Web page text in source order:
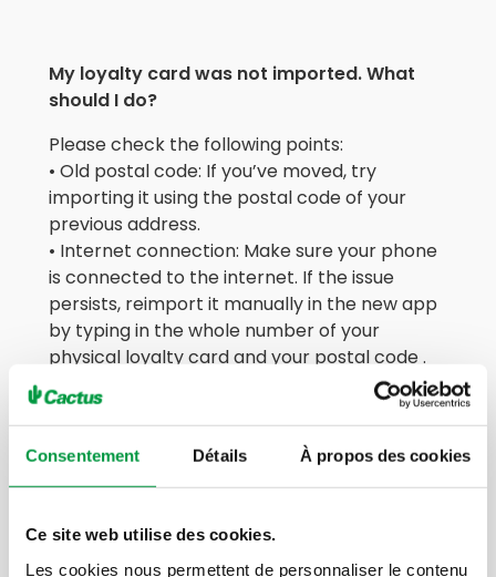
Consentement Détails À propos des cookies
Ce site web utilise des cookies.
Les cookies nous permettent de personnaliser le contenu
My loyalty card was not imported. What
should I do?
Please check the following points:
• Old postal code: If you’ve moved, try
importing it using the postal code of your
previous address.
• Internet connection: Make sure your phone
is connected to the internet. If the issue
persists, reimport it manually in the new app
by typing in the whole number of your
physical loyalty card and your postal code .
I no longer have my physical card. How can
→ After verifying your identity, they will
provide a new card number so you can add it